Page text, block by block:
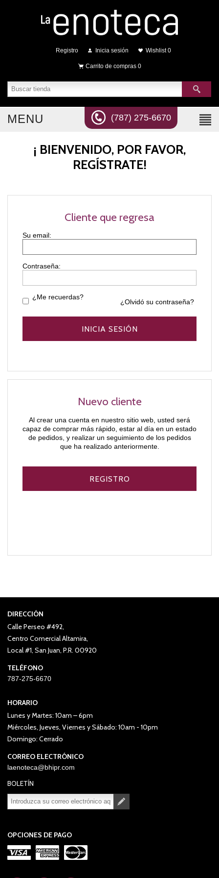
Registro Inicia sesión Wishlist 0
Carrito de compras 0
(787) 275-6670
MENU
¡ BIENVENIDO, POR FAVOR,
REGÍSTRATE!
Nuevo cliente
Al crear una cuenta en nuestro sitio web, usted será
capaz de comprar más rápido, estar al día en un estado
de pedidos, y realizar un seguimiento de los pedidos
que ha realizado anteriormente.
Cliente que regresa
Contraseña:
¿Me recuerdas?
¿Olvidó su contraseña?
DIRECCIÓN
Calle Perseo #492,
Centro Comercial Altamira,
Local #1, San Juan, P.R. 00920
TELÉFONO
787-275-6670
HORARIO
Lunes y Martes: 10am – 6pm
Miércoles, Jueves, Viernes y Sábado: 10am - 10pm
Domingo: Cerrado
CORREO ELECTRÓNICO
laenoteca@bhipr.com
BOLETÍN
OPCIONES DE PAGO